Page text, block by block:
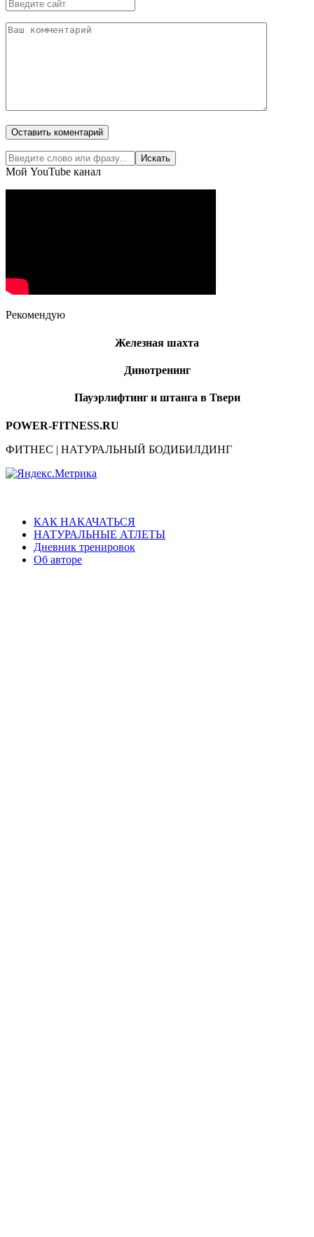
Мой YouTube канал
Рекомендую
Железная шахта
Динотренинг
Пауэрлифтинг и штанга в Твери
POWER-FITNESS.RU
ФИТНЕС | НАТУРАЛЬНЫЙ БОДИБИЛДИНГ
КАК НАКАЧАТЬСЯ
НАТУРАЛЬНЫЕ АТЛЕТЫ
Дневник тренировок
Об авторе